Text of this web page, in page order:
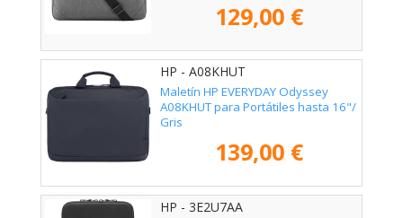
129,00 €
HP - A08KHUT
Maletín HP EVERYDAY Odyssey
A08KHUT para Portátiles hasta 16"/
Gris
139,00 €
HP - 3E2U7AA